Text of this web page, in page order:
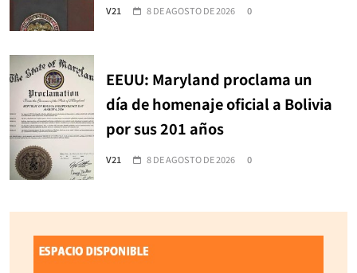
V21 8 DE AGOSTO DE 2026 0
EEUU: Maryland proclama un
día de homenaje oficial a Bolivia
por sus 201 años
V21 8 DE AGOSTO DE 2026 0